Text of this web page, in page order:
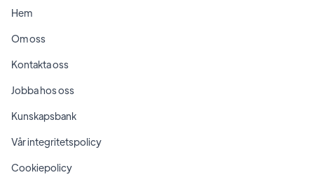
Hem
Om oss
Kontakta oss
Jobba hos oss
Kunskapsbank
Vår integritetspolicy
Cookiepolicy